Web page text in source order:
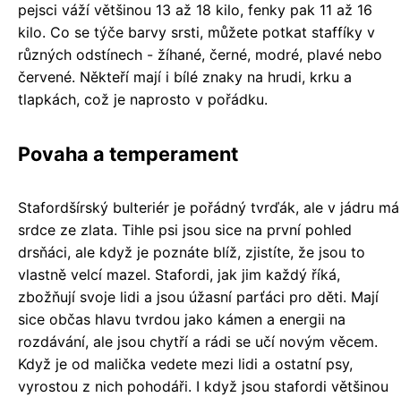
pejsci váží většinou 13 až 18 kilo, fenky pak 11 až 16
kilo. Co se týče barvy srsti, můžete potkat staffíky v
různých odstínech - žíhané, černé, modré, plavé nebo
červené. Někteří mají i bílé znaky na hrudi, krku a
tlapkách, což je naprosto v pořádku.
Povaha a temperament
Stafordšírský bulteriér je pořádný tvrďák, ale v jádru má
srdce ze zlata. Tihle psi jsou sice na první pohled
drsňáci, ale když je poznáte blíž, zjistíte, že jsou to
vlastně velcí mazel. Stafordi, jak jim každý říká,
zbožňují svoje lidi a jsou úžasní parťáci pro děti. Mají
sice občas hlavu tvrdou jako kámen a energii na
rozdávání, ale jsou chytří a rádi se učí novým věcem.
Když je od malička vedete mezi lidi a ostatní psy,
vyrostou z nich pohodáři. I když jsou stafordi většinou